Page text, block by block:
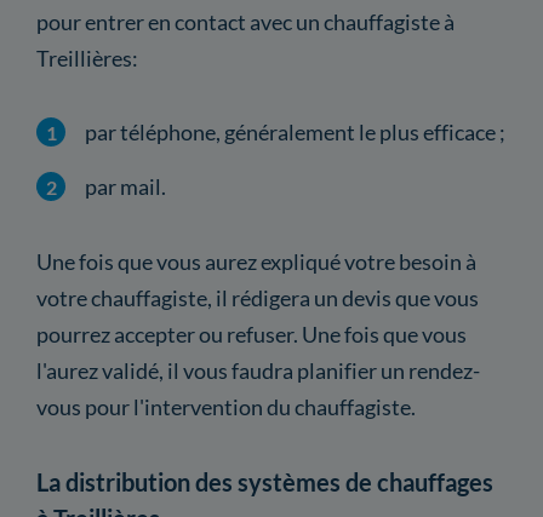
pour entrer en contact avec un chauffagiste à
Treillières:
par téléphone, généralement le plus efficace ;
par mail.
Une fois que vous aurez expliqué votre besoin à
votre chauffagiste, il rédigera un devis que vous
pourrez accepter ou refuser. Une fois que vous
l'aurez validé, il vous faudra planifier un rendez-
vous pour l'intervention du chauffagiste.
La distribution des systèmes de chauffages